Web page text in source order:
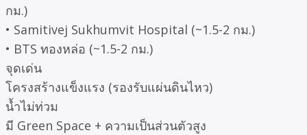
กม.)
• Samitivej Sukhumvit Hospital (~1.5-2 กม.)
• BTS ทองหล่อ (~1.5-2 กม.)
จุดเด่น
โครงสร้างแข็งแรง (รองรับแผ่นดินไหว)
น้ำไม่ท่วม
มี Green Space + ความเป็นส่วนตัวสูง